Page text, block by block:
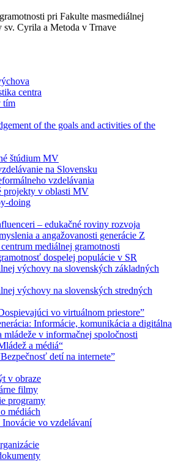
pri Fakulte masmediálnej
Cyrila a Metoda v Trnave
centra
tím
of the goals and activities of the
štúdium MV
na Slovensku
vzdelávania
projekty v oblasti MV
doing
– edukačné roviny rozvoja
a angažovanosti generácie Z
mediálnej gramotnosti
dospelej populácie v SR
výchovy na slovenských základných
výchovy na slovenských stredných
vo virtuálnom priestore”
Informácie, komunikácia a digitálna
mládeže v informačnej spoločnosti
a médiá“
detí na internete”
v obraze
filmy
programy
médiách
Inovácie vo vzdelávaní